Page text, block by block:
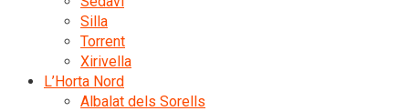
Silla
Torrent
Xirivella
L’Horta Nord
Albalat dels Sorells